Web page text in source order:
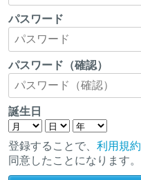
パスワード
パスワード（確認）
誕生日
登録することで、 利用規約
同意したことになります。